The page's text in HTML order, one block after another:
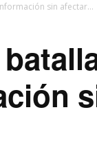
sin afectar...